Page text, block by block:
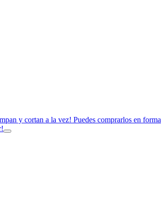
y cortan a la vez! Puedes comprarlos en forma